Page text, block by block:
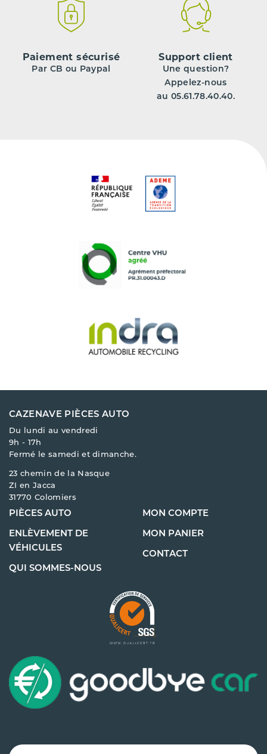
Paiement sécurisé
Par CB ou Paypal
Support client
Une question?
Appelez-nous
au 05.61.78.40.40.
CAZENAVE PIÈCES AUTO
Du lundi au vendredi
9h - 17h
Fermé le samedi et dimanche.
23 chemin de la Nasque
ZI en Jacca
31770 Colomiers
PIÈCES AUTO
ENLÈVEMENT DE
VÉHICULES
QUI SOMMES-NOUS
MON COMPTE
MON PANIER
CONTACT